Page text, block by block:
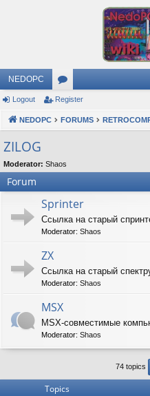
NEDOPC
or
u
s
Logout Register
NEDOPC FORUMS
ZILOG
Moderator: Shaos
Forum
Sprinter
Ссылка на старый
Moderator: Shaos
ZX
Ссылка на старый
Moderator: Shaos
MSX
MSX-совместимые
Moderator: Shaos
74 topics
Topics